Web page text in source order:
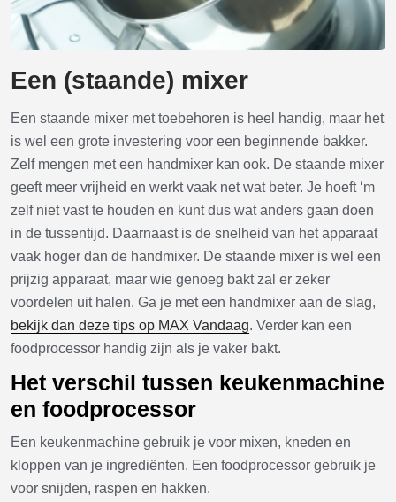
Een (staande) mixer
Een staande mixer met toebehoren is heel handig, maar het
is wel een grote investering voor een beginnende bakker.
Zelf mengen met een handmixer kan ook. De staande mixer
geeft meer vrijheid en werkt vaak net wat beter. Je hoeft ‘m
zelf niet vast te houden en kunt dus wat anders gaan doen
in de tussentijd. Daarnaast is de snelheid van het apparaat
vaak hoger dan de handmixer. De staande mixer is wel een
prijzig apparaat, maar wie genoeg bakt zal er zeker
voordelen uit halen. Ga je met een handmixer aan de slag,
bekijk dan deze tips op MAX Vandaag. Verder kan een
foodprocessor handig zijn als je vaker bakt.
Het verschil tussen keukenmachine
en foodprocessor
Een keukenmachine gebruik je voor mixen, kneden en
kloppen van je ingrediënten. Een foodprocessor gebruik je
voor snijden, raspen en hakken.